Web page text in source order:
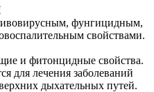
фунгицидным,
свойствами.
и фитонцидные свойства.
для лечения заболеваний
дыхательных путей.